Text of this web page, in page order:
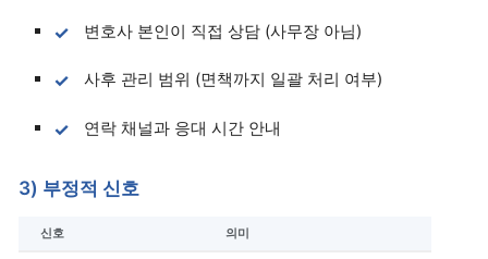
변호사 본인이 직접 상담 (사무장 아님)
사후 관리 범위 (면책까지 일괄 처리 여부)
연락 채널과 응대 시간 안내
3) 부정적 신호
신호 의미